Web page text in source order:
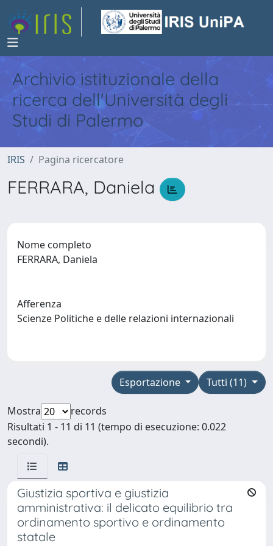
Archivio istituzionale della
ricerca dell'Università degli
Studi di Palermo
IRIS Pagina ricercatore
FERRARA, Daniela
Nome completo
FERRARA, Daniela
Afferenza
Scienze Politiche e delle relazioni internazionali
Tutti (11)
Esportazione
Mostra
records
Risultati 1 - 11 di 11 (tempo di esecuzione: 0.022
secondi).
Giustizia sportiva e giustizia
amministrativa: il delicato equilibrio tra
ordinamento sportivo e ordinamento
statale